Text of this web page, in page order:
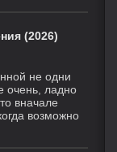
(2026)
не одни
очень, ладно
вначале
возможно